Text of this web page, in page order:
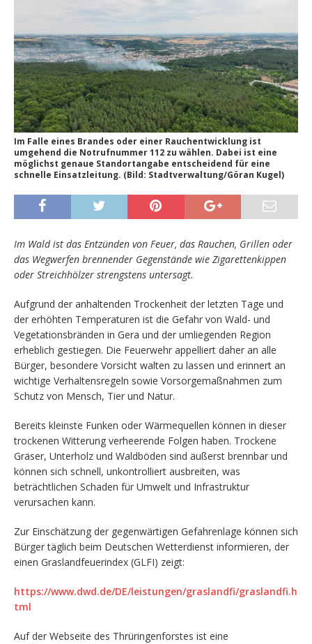
Im Falle eines Brandes oder einer Rauchentwicklung ist
umgehend die Notrufnummer 112 zu wählen. Dabei ist eine
möglichst genaue Standortangabe entscheidend für eine
schnelle Einsatzleitung. (Bild: Stadtverwaltung/Göran Kugel)
Im Wald ist das Entzünden von Feuer, das Rauchen, Grillen oder
das Wegwerfen brennender Gegenstände wie Zigarettenkippen
oder Streichhölzer strengstens untersagt.
Aufgrund der anhaltenden Trockenheit der letzten Tage und
der erhöhten Temperaturen ist die Gefahr von Wald- und
Vegetationsbränden in Gera und der umliegenden Region
erheblich gestiegen. Die Feuerwehr appelliert daher an alle
Bürger, besondere Vorsicht walten zu lassen und erinnert an
wichtige Verhaltensregeln sowie Vorsorgemaßnahmen zum
Schutz von Mensch, Tier und Natur.
Bereits kleinste Funken oder Wärmequellen können in dieser
trockenen Witterung verheerende Folgen haben. Trockene
Gräser, Unterholz und Waldböden sind äußerst brennbar und
können sich schnell, unkontrolliert ausbreiten, was
beträchtlichen Schaden für Umwelt und Infrastruktur
verursachen kann.
Zur Einschätzung der gegenwärtigen Gefahrenlage können sich
Bürger täglich beim Deutschen Wetterdienst informieren, der
einen Graslandfeuerindex (GLFI) zeigt:
https://www.dwd.de/DE/leistungen/graslandfi/graslandfi.h
tml
Auf der Webseite des Thrüringenforstes ist eine